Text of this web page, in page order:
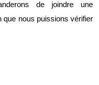
de joindre une
que nous puissions vérifier